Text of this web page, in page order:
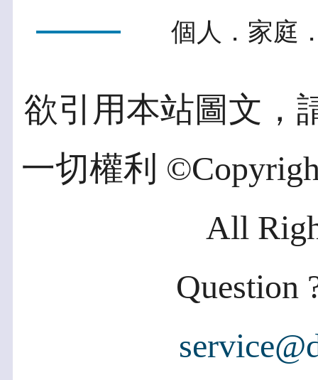
個人．家庭
欲引用本站圖文，
一切權利
All
Question